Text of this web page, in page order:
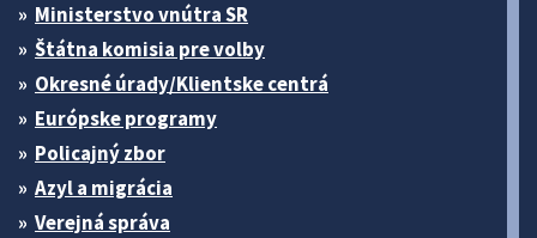
Ministerstvo vnútra SR
Štátna komisia pre volby
Okresné úrady/Klientske centrá
Európske programy
Policajný zbor
Azyl a migrácia
Verejná správa